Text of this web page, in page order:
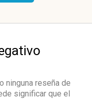
ninguna reseña de
significar que el